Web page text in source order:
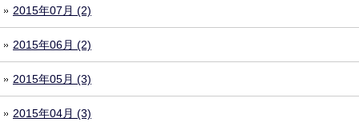
2015年07月 (2)
2015年06月 (2)
2015年05月 (3)
2015年04月 (3)